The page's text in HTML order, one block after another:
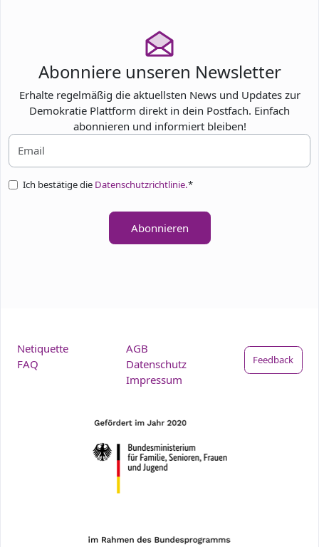
Abonniere unseren Newsletter
Erhalte regelmäßig die aktuellsten News und Updates zur
Demokratie Plattform direkt in dein Postfach. Einfach
abonnieren und informiert bleiben!
Ich bestätige die Datenschutzrichtlinie.*
Abonnieren
Netiquette
FAQ
AGB
Datenschutz
Impressum
Feedback